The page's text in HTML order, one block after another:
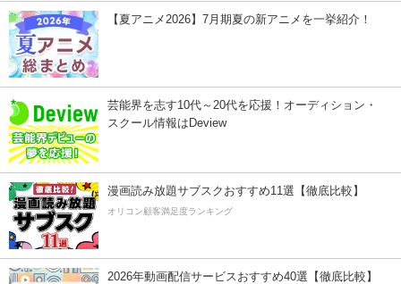
【夏アニメ2026】7月期夏の新アニメを一挙紹介！
芸能界を志す10代～20代を応援！オーディション・
スクール情報はDeview
漫画読み放題サブスクおすすめ11選【徹底比較】
オリコン顧客満足度ランキング
2026年動画配信サービスおすすめ40選【徹底比較】